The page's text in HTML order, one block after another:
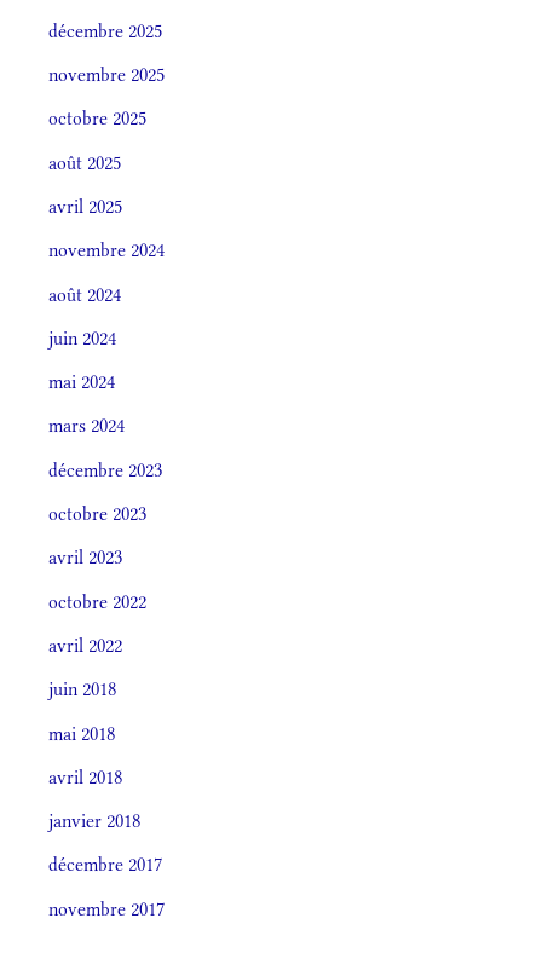
décembre 2025
novembre 2025
octobre 2025
août 2025
avril 2025
novembre 2024
août 2024
juin 2024
mai 2024
mars 2024
décembre 2023
octobre 2023
avril 2023
octobre 2022
avril 2022
juin 2018
mai 2018
avril 2018
janvier 2018
décembre 2017
novembre 2017